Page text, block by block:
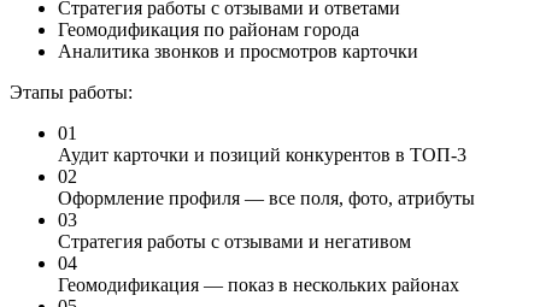
Стратегия работы с отзывами и ответами
Геомодификация по районам города
Аналитика звонков и просмотров карточки
Этапы работы:
01
Аудит карточки и позиций конкурентов в ТОП-3
02
Оформление профиля — все поля, фото, атрибуты
03
Стратегия работы с отзывами и негативом
04
Геомодификация — показ в нескольких районах